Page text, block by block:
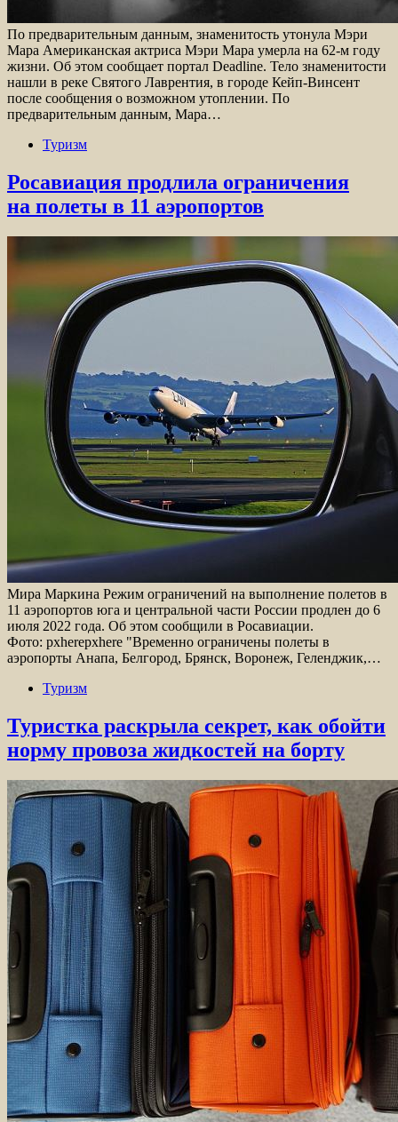
По предварительным данным, знаменитость утонула Мэри
Мара Американская актриса Мэри Мара умерла на 62-м году
жизни. Об этом сообщает портал Deadline. Тело знаменитости
нашли в реке Святого Лаврентия, в городе Кейп-Винсент
после сообщения о возможном утоплении. По
предварительным данным, Мара…
Туризм
Росавиация продлила ограничения
на полеты в 11 аэропортов
Мира Маркина Режим ограничений на выполнение полетов в
11 аэропортов юга и центральной части России продлен до 6
июля 2022 года. Об этом сообщили в Росавиации.
Фото: pxherepxhere "Временно ограничены полеты в
аэропорты Анапа, Белгород, Брянск, Воронеж, Геленджик,…
Туризм
Туристка раскрыла секрет, как обойти
норму провоза жидкостей на борту